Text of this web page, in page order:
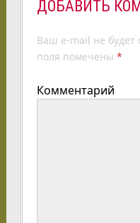
ДОБАВИТЬ
Ваш e-mail не будет
поля помечены *
Комментарий